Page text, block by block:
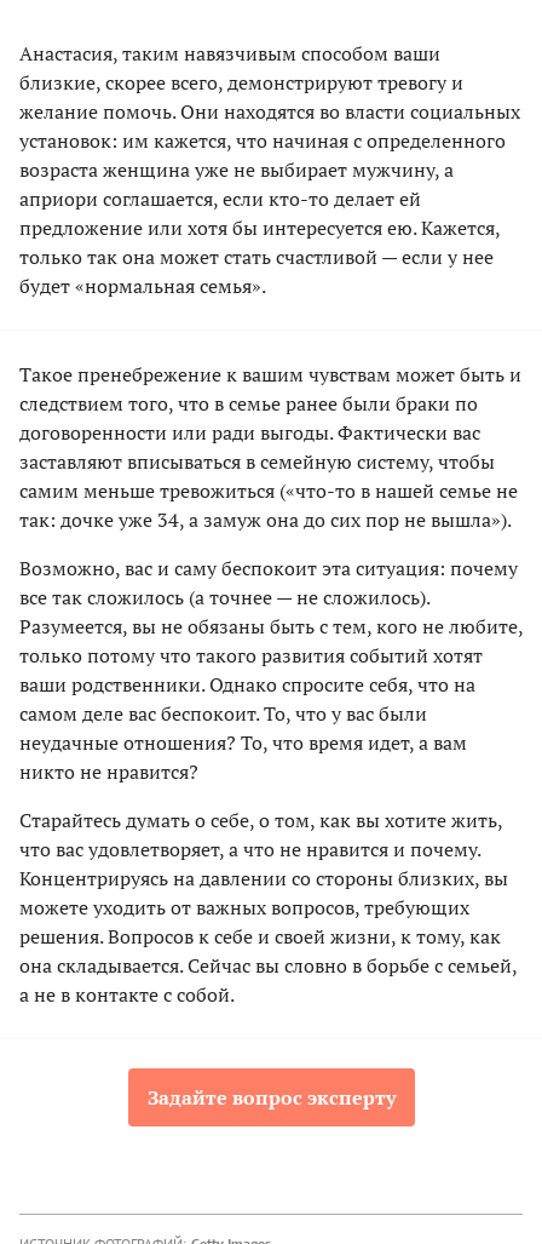
Анастасия, таким навязчивым способом ваши
близкие, скорее всего, демонстрируют тревогу и
желание помочь. Они находятся во власти социальных
установок: им кажется, что начиная с определенного
возраста женщина уже не выбирает мужчину, а
априори соглашается, если кто-то делает ей
предложение или хотя бы интересуется ею. Кажется,
только так она может стать счастливой — если у нее
будет «нормальная семья».
Такое пренебрежение к вашим чувствам может быть и
следствием того, что в семье ранее были браки по
договоренности или ради выгоды. Фактически вас
заставляют вписываться в семейную систему, чтобы
самим меньше тревожиться («что-то в нашей семье не
так: дочке уже 34, а замуж она до сих пор не вышла»).
Возможно, вас и саму беспокоит эта ситуация: почему
все так сложилось (а точнее — не сложилось).
Разумеется, вы не обязаны быть с тем, кого не любите,
только потому что такого развития событий хотят
ваши родственники. Однако спросите себя, что на
самом деле вас беспокоит. То, что у вас были
неудачные отношения? То, что время идет, а вам
никто не нравится?
Старайтесь думать о себе, о том, как вы хотите жить,
что вас удовлетворяет, а что не нравится и почему.
Концентрируясь на давлении со стороны близких, вы
можете уходить от важных вопросов, требующих
решения. Вопросов к себе и своей жизни, к тому, как
она складывается. Сейчас вы словно в борьбе с семьей,
а не в контакте с собой.
Задайте вопрос эксперту